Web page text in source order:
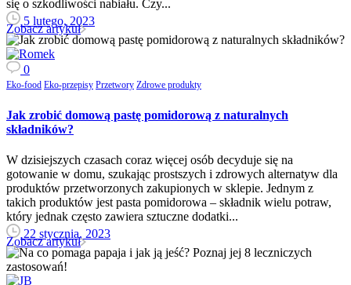
się o szkodliwości nabiału. Czy...
5 lutego, 2023
Zobacz artykuł
0
Eko-food Eko-przepisy Przetwory Zdrowe produkty
Jak zrobić domową pastę pomidorową z naturalnych
składników?
W dzisiejszych czasach coraz więcej osób decyduje się na
gotowanie w domu, szukając prostszych i zdrowych alternatyw dla
produktów przetworzonych zakupionych w sklepie. Jednym z
takich produktów jest pasta pomidorowa – składnik wielu potraw,
który jednak często zawiera sztuczne dodatki...
22 stycznia, 2023
Zobacz artykuł